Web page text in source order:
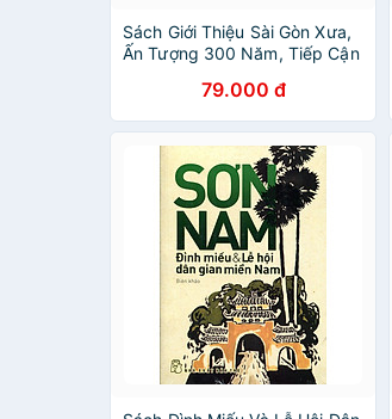
Sách Giới Thiệu Sài Gòn Xưa,
Ấn Tượng 300 Năm, Tiếp Cận
79.000 đ